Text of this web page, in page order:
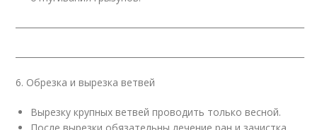
6. Обрезка и вырезка ветвей
Вырезку крупных ветвей проводить только весной.